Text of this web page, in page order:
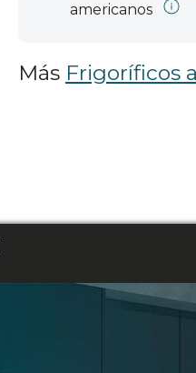
americanos
Más Frigoríficos